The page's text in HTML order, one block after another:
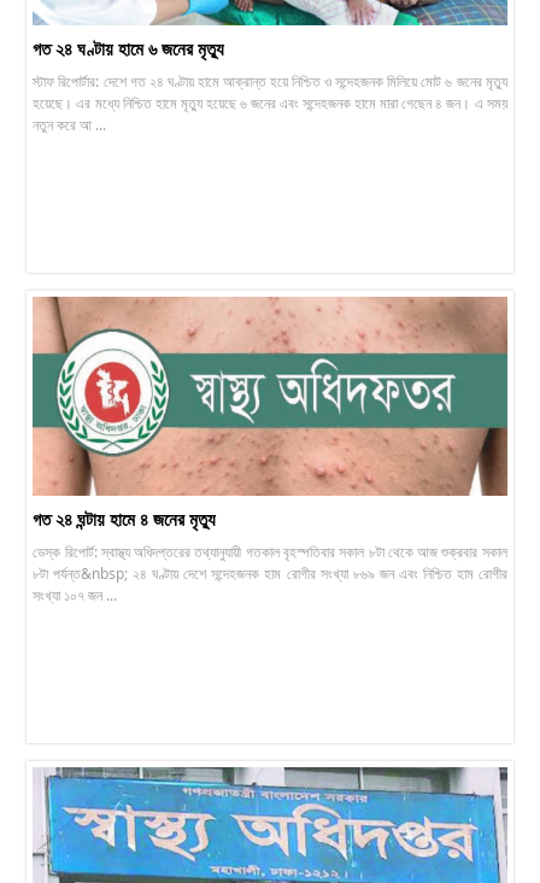
গত ২৪ ঘণ্টায় হামে ৬ জনের মৃত্যু
স্টাফ রিপোর্টার: দেশে গত ২৪ ঘণ্টায় হামে আক্রান্ত হয়ে নিশ্চিত ও সন্দেহজনক মিলিয়ে মোট ৬ জনের মৃত্যু
হয়েছে। এর মধ্যে নিশ্চিত হামে মৃত্যু হয়েছে ৬ জনের এবং সন্দেহজনক হামে মারা গেছেন ৪ জন। এ সময়
নতুন করে আ ...
গত ২৪ ঘন্টায় হামে ৪ জনের মৃত্যু
ডেস্ক রিপোর্ট: স্বাস্থ্য অধিদপ্তরের তথ্যানুযায়ী গতকাল বৃহস্পতিবার সকাল ৮টা থেকে আজ শুক্রবার সকাল
৮টা পর্যন্ত&nbsp; ২৪ ঘণ্টায় দেশে সন্দেহজনক হাম রোগীর সংখ্যা ৮৬৯ জন এবং নিশ্চিত হাম রোগীর
সংখ্যা ১০৭ জন ...